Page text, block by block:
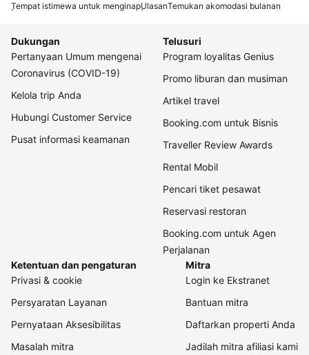
Tempat istimewa untuk menginapUlasanTemukan akomodasi bulanan
Dukungan
Pertanyaan Umum mengenai
Coronavirus (COVID-19)
Kelola trip Anda
Hubungi Customer Service
Pusat informasi keamanan
Telusuri
Program loyalitas Genius
Promo liburan dan musiman
Artikel travel
Booking.com untuk Bisnis
Traveller Review Awards
Rental Mobil
Pencari tiket pesawat
Reservasi restoran
Booking.com untuk Agen
Perjalanan
Ketentuan dan pengaturan
Privasi & cookie
Persyaratan Layanan
Pernyataan Aksesibilitas
Masalah mitra
Mitra
Login ke Ekstranet
Bantuan mitra
Daftarkan properti Anda
Jadilah mitra afiliasi kami